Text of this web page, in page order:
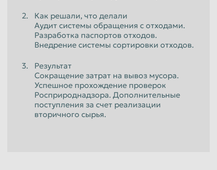
Как решали, что делали
Аудит системы обращения с отходами.
Разработка паспортов отходов.
Внедрение системы сортировки отходов.
Результат
Сокращение затрат на вывоз мусора.
Успешное прохождение проверок
Росприроднадзора. Дополнительные
поступления за счет реализации
вторичного сырья.